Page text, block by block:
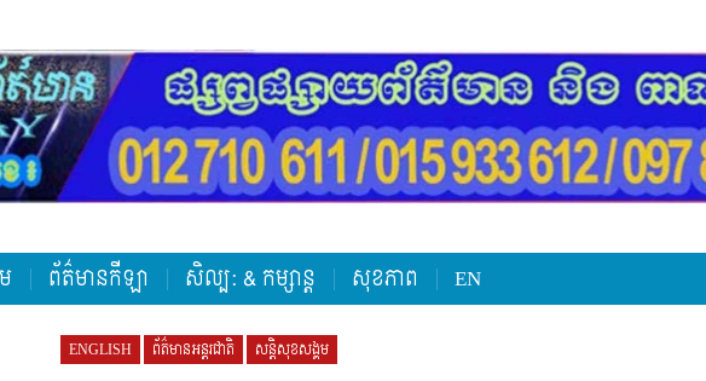
ព័ត៌មានកីឡា សិល្ប: & កម្សាន្ត សុខភាព EN
ENGLISH ព័ត៌មានអន្តរជាតិ សន្តិសុខសង្គម